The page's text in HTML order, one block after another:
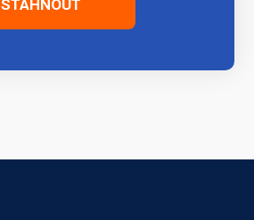
STÁHNOUT